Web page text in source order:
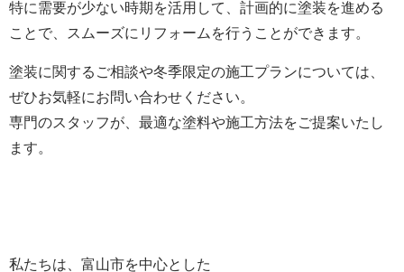
特に需要が少ない時期を活用して、計画的に塗装を進める
ことで、スムーズにリフォームを行うことができます。
塗装に関するご相談や冬季限定の施工プランについては、
ぜひお気軽にお問い合わせください。
専門のスタッフが、最適な塗料や施工方法をご提案いたし
ます。
私たちは、富山市を中心とした